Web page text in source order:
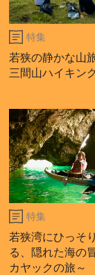
特集
若狭の静かな山
三間山ハイキン
特集
若狭湾にひっそ
る、隠れた海の
カヤックの旅～